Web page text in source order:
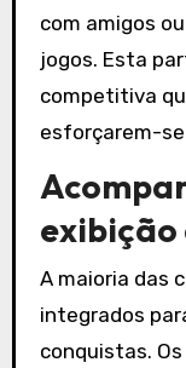
com amigos
jogos. Esta
competitiva
esforçarem-se
exibição
A maioria das
integrados
conquistas.